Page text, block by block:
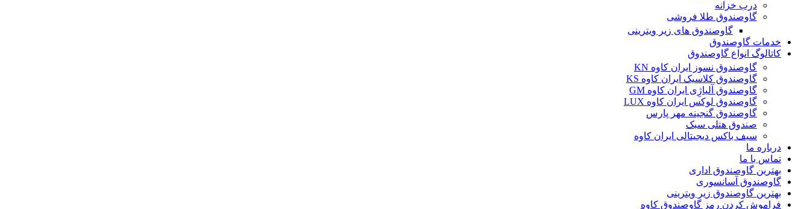
درب خزانه
گاوصندوق طلا فروشی
گاوصندوق های زیر ویترینی
خدمات گاوصندوق
کاتالوگ انواع گاوصندوق
گاوصندوق نسوز ایران کاوه KN
گاوصندوق کلاسیک ایران کاوه KS
گاوصندوق آلیاژِی ایران کاوه GM
گاوصندوق لوکس ایران کاوه LUX
گاوصندوق گنجینه مهر پارس
صندوق هتلی سبک
سیف باکس دیجیتالی ایران کاوه
درباره ما
تماس با ما
بهترین گاوصندوق اداری
گاوصندوق آسانسوری
بهترین گاوصندوق زیر ویترینی
فراموش کردن رمز گاوصندوق کاوه